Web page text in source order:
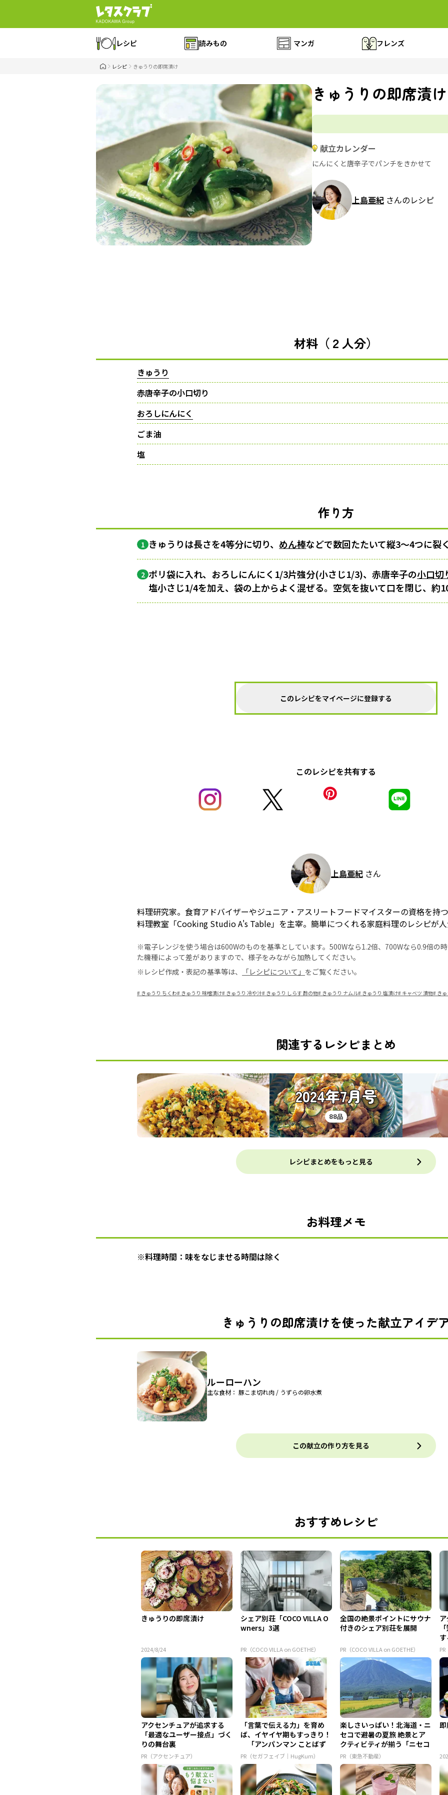
レシピ 読みもの マンガ フレンズ
レシピ きゅうりの即席漬け
きゅうりの即席漬け
献立カレンダー
にんにくと唐辛子でパンチをきかせて
上島亜紀 さんのレシピ
材料（２人分）
きゅうり
赤唐辛子の小口切り
おろしにんにく
ごま油
塩
作り方
1 きゅうりは長さを4等分に切り、 めん棒などで数回たたいて縦3～4つに裂
2 ポリ袋に入れ、おろしにんにく1/3片強分(小さじ1/3)、赤唐辛子の小口切
塩小さじ1/4を加え、袋の上からよく混ぜる。空気を抜いて口を閉じ、約
このレシピをマイページに登録する
このレシピを共有する
上島亜紀 さん
料理研究家。食育アドバイザーやジュニア・アスリートフードマイスターの資格を持
料理教室「Cooking Studio A's Table」を主宰。簡単につくれる家庭料理のレシピが
※電子レンジを使う場合は600Wのものを基準としています。500Wなら1.2倍、700Wなら0.9倍の
た機種によって差がありますので、様子をみながら加熱してください。
※レシピ作成・表記の基準等は、
「レシピについて」 をご覧ください。
# きゅうり ちくわ# きゅうり 味噌漬け# きゅうり 冷や汁# きゅうり しらす 酢の物# きゅうり ナムル# きゅうり 塩漬け# キャベツ 漬物# き
関連するレシピまとめ
2024年7月号
88品
レシピまとめをもっと見る
お料理メモ
※料理時間：味をなじませる時間は除く
きゅうりの即席漬けを使った献立アイデ
ルーローハン
主な食材： 豚こま切れ肉 / うずらの卵水煮
この献立の作り方を見る
おすすめレシピ
きゅうりの即席漬け
2024/8/24
シェア別荘「COCO VILLA O
wners」3選
PR（COCO VILLA on GOETHE）
全国の絶景ポイントにサウナ
付きのシェア別荘を展開
PR（COCO VILLA on GOETHE）
アクセンチュアが追求する
「最適なユーザー接点」づく
りの舞台裏
PR（アクセンチュア）
「言葉で伝える力」を育め
ば、イヤイヤ期もすっきり！
「アンパンマン ことばず
かん...
PR（セガフェイブ｜HugKum）
楽しさいっぱい！北海道・ニ
セコで避暑の夏旅 絶景とア
クティビティが揃う「ニセコ
東...
PR（東急不動産）